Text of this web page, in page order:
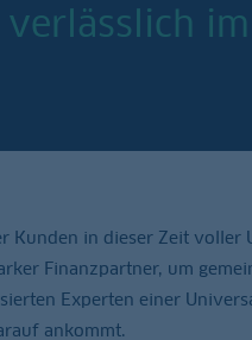
verlässlich im
Kunden in dieser Zeit
Finanzpartner, um
Experten einer
ankommt.